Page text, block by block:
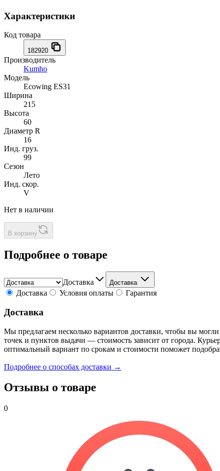
Характеристики
Код товара
182920
Производитель
Kumho
Модель
Ecowing ES31
Ширина
215
Высота
60
Диаметр R
16
Инд. груз.
99
Сезон
Лето
Инд. скор.
V
Нет в наличии
В корзину
Подробнее о товаре
Доставка Доставка
Доставка Условия оплаты Гарантия
Доставка
Мы предлагаем несколько вариантов доставки, чтобы вы
точек и пунктов выдачи — стоимость зависит от города.
оптимальный вариант по срокам и стоимости поможет
Подробнее о способах доставки →
Отзывы о товаре
0